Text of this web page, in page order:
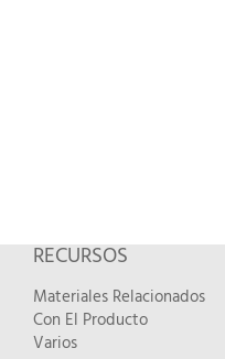
RECURSOS
Materiales Relacionados
Con El Producto
Varios